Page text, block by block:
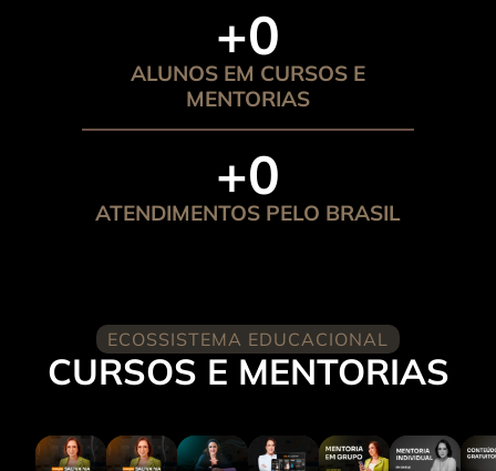
ALUNOS EM CURSOS E
MENTORIAS
+0
ATENDIMENTOS PELO BRASIL
+0
ECOSSISTEMA EDUCACIONAL
CURSOS E MENTORIAS